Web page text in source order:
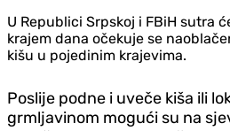
U Republici Srpskoj i FBiH sutra
krajem dana očekuje se
kišu u pojedinim krajevima.
Poslije podne i uveče kiša ili
grmljavinom mogući su na